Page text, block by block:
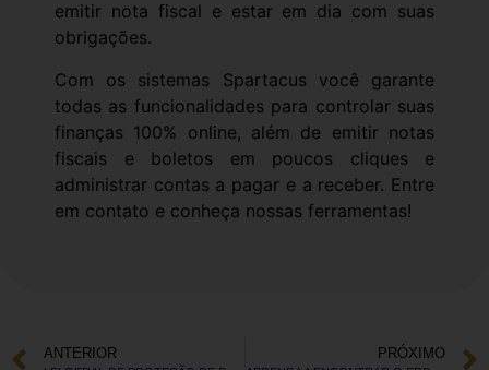
emitir nota fiscal e estar em dia com suas
obrigações.
Com os sistemas Spartacus você garante
todas as funcionalidades para controlar suas
finanças 100% online, além de emitir notas
fiscais e boletos em poucos cliques e
administrar contas a pagar e a receber. Entre
em contato e conheça nossas ferramentas!
ANTERIOR PRÓXIMO